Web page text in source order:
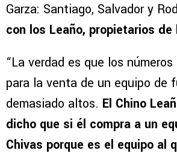
Garza: Santiago, Salvador y
con los Leaño, propietarios de
“La verdad es que los
para la venta de un equipo de
demasiado altos. El Chino
dicho que si él compra a un
Chivas porque es el equipo al